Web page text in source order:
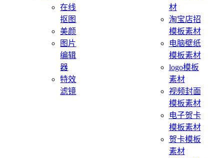
在线
抠图
美颜
图片
编辑
器
特效
滤镜
材
淘宝店招
模板素材
电脑壁纸
模板素材
logo模板
素材
视频封面
模板素材
电子贺卡
模板素材
贺卡模板
素材